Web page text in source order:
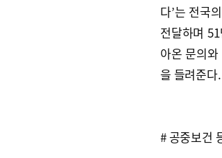
다’는 전국
전달하며
아온 문의
을 들려준다.
# 공중보건